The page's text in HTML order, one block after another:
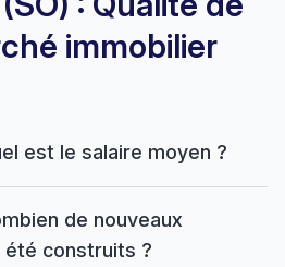
immobilier
est le salaire moyen ?
de nouveaux
construits ?